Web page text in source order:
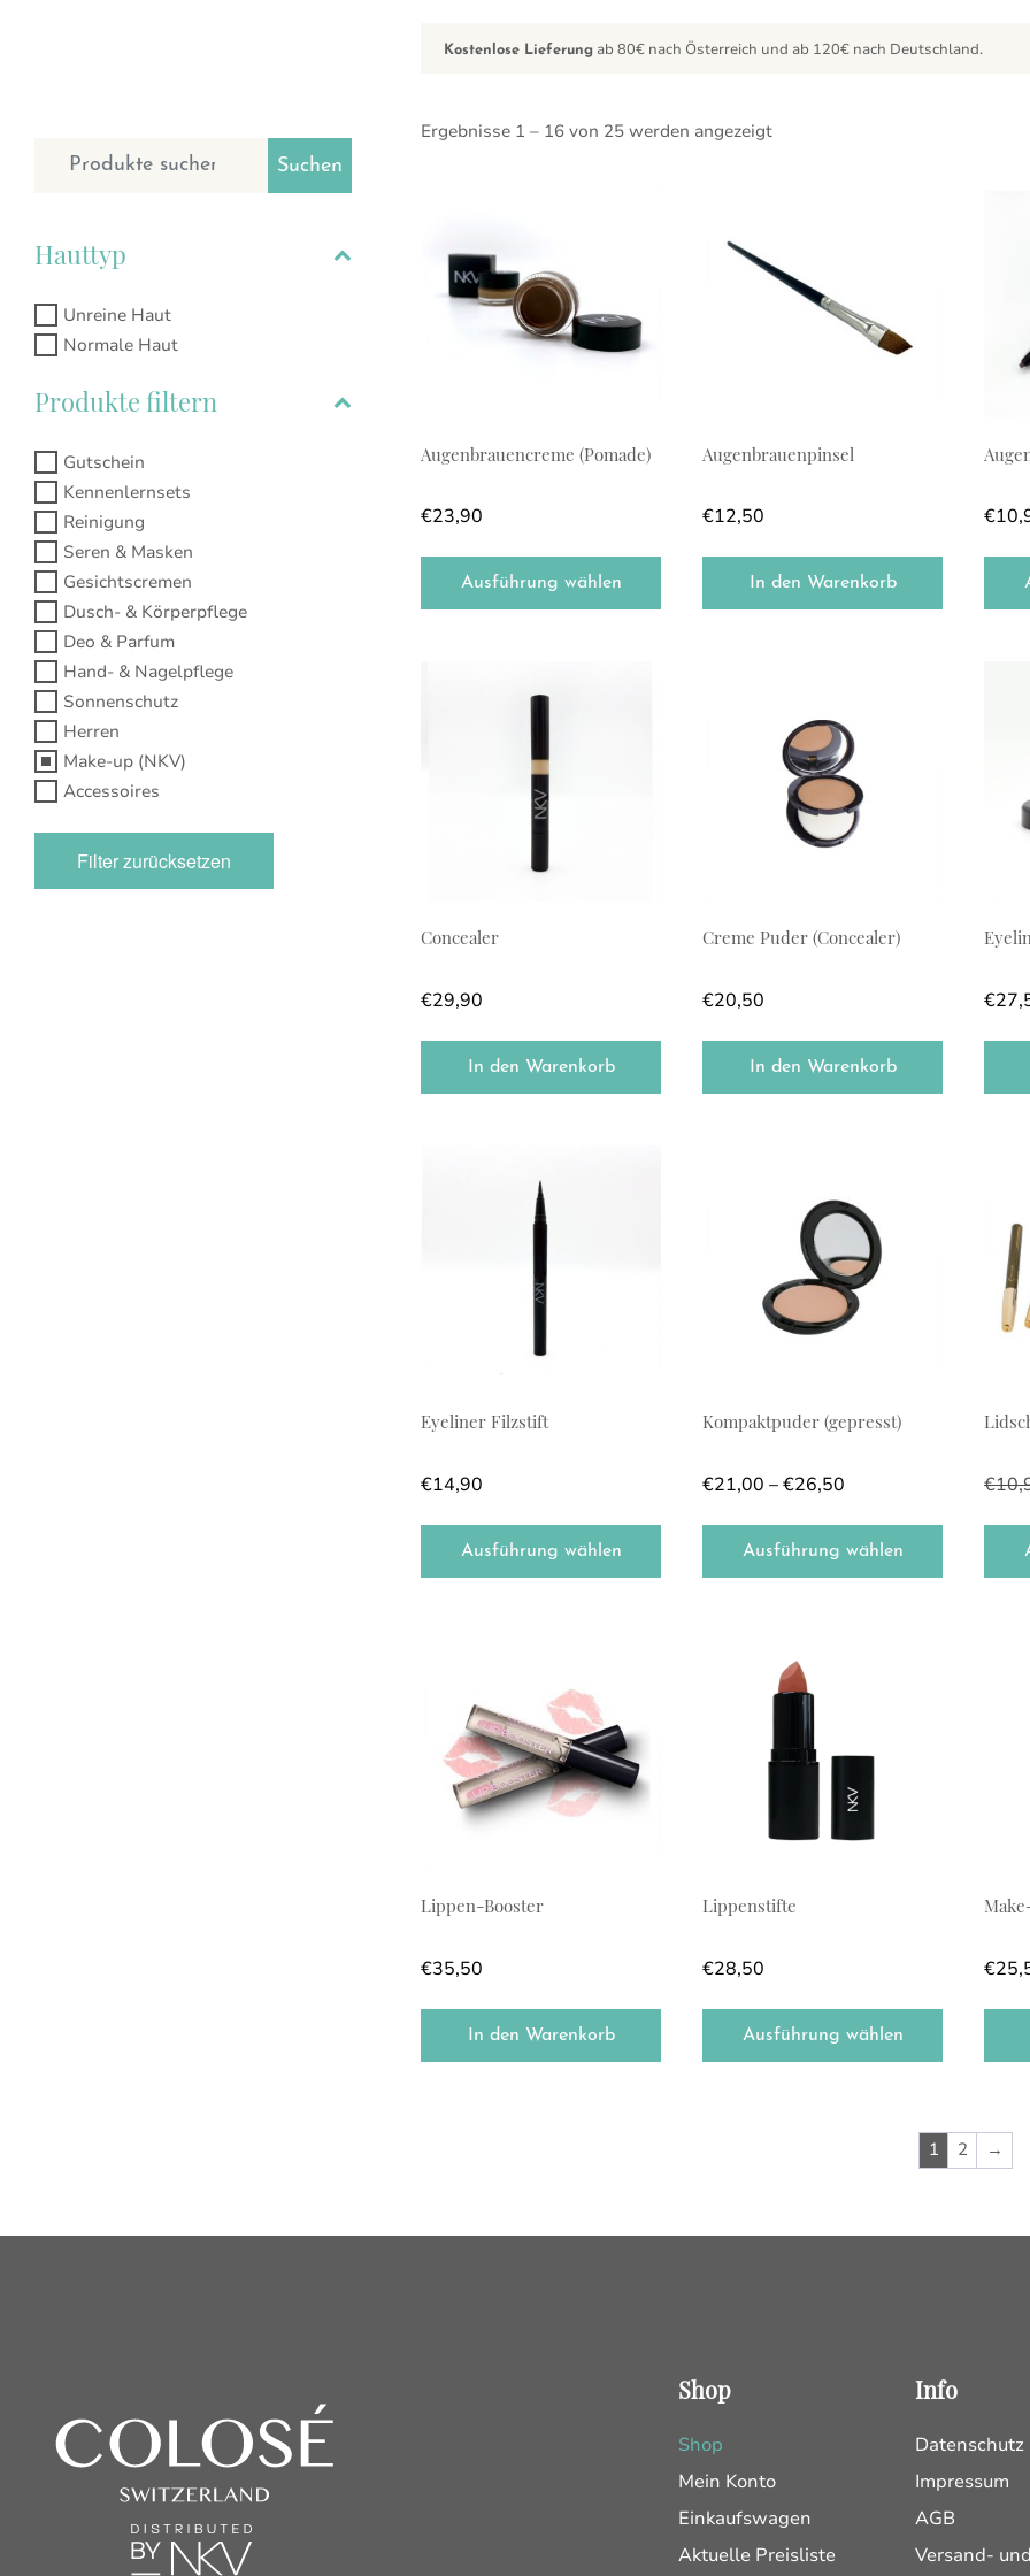
Suchen nach:
Suchen
Hauttyp
Unreine Haut
Normale Haut
Produkte filtern
Gutschein
Kennenlernsets
Reinigung
Seren & Masken
Gesichtscremen
Dusch- & Körperpflege
Deo & Parfum
Hand- & Nagelpflege
Sonnenschutz
Herren
Make-up (NKV)
Accessoires
Filter zurücksetzen
Kostenlose Lieferung ab 80€ nach Österreich und ab 120€ nach Deutschland.
Ergebnisse 1 – 16 von 25 werden angezeigt
Augenbrauencreme (Pomade)
€23,90
Ausführung wählen
Augenbrauenpinsel
€12,50
In den Warenkorb
€
Concealer
€29,90
In den Warenkorb
Creme Puder (Concealer)
€20,50
In den Warenkorb
€
Eyeliner Filzstift
€14,90
Ausführung wählen
Kompaktpuder (gepresst)
€21,00 –€26,50 Preisspanne: €21,00
Ausführung wählen
€
Lippen-Booster
€35,50
In den Warenkorb
Lippenstifte
€28,50
Ausführung wählen
€
1 2 →
Shop
Shop
Mein Konto
Einkaufswagen
Aktuelle Preisliste
Info
Datenschutz
Impressum
AGB
Versand-